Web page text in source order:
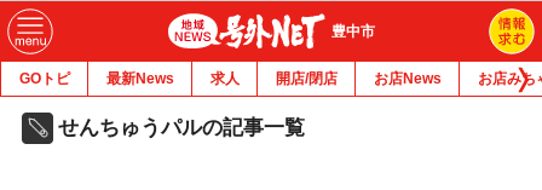
豊中市
GOトピ 最新News 求人 開店/閉店 お店News お店みち
せんちゅうパルの記事一覧